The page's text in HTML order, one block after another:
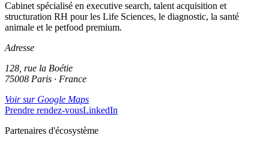
Cabinet spécialisé en executive search, talent acquisition et
structuration RH pour les Life Sciences, le diagnostic, la santé
animale et le petfood premium.
Adresse
128, rue la Boétie
75008 Paris · France
Voir sur Google Maps
Prendre rendez-vousLinkedIn
Partenaires d'écosystème